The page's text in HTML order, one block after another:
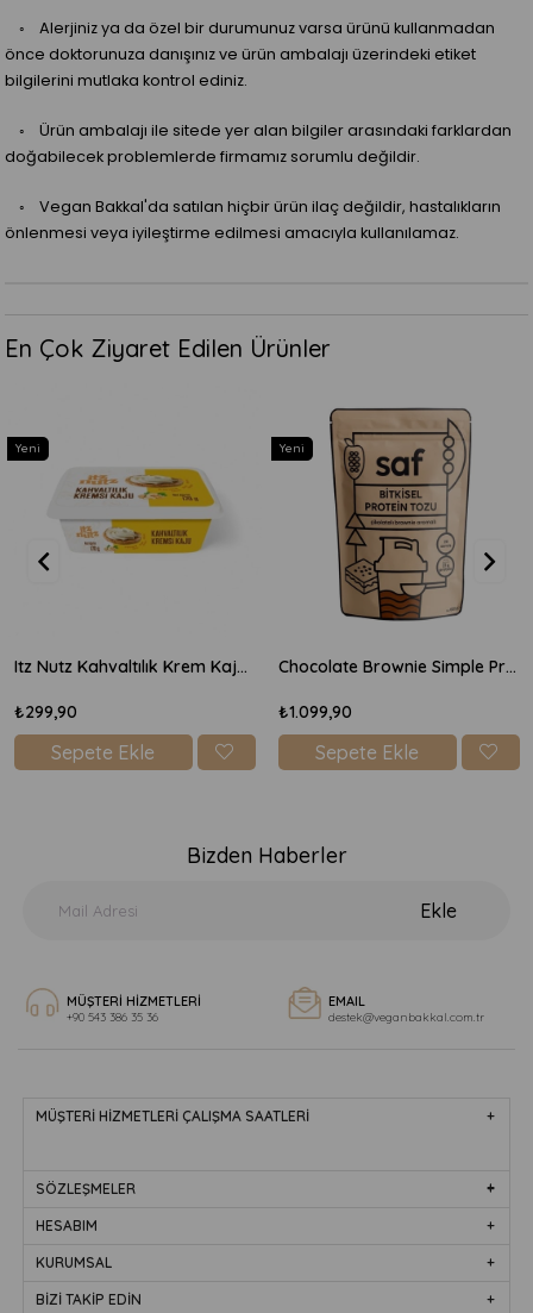
◦ Alerjiniz ya da özel bir durumunuz varsa ürünü kullanmadan
önce doktorunuza danışınız ve ürün ambalajı üzerindeki etiket
bilgilerini mutlaka kontrol ediniz.
◦ Ürün ambalajı ile sitede yer alan bilgiler arasındaki farklardan
doğabilecek problemlerde firmamız sorumlu değildir.
◦ Vegan Bakkal'da satılan hiçbir ürün ilaç değildir, hastalıkların
önlenmesi veya iyileştirme edilmesi amacıyla kullanılamaz.
En Çok Ziyaret Edilen Ürünler
Itz Nutz Kahvaltılık Krem Kaju Peyniri 170gr
₺299,90
Sepete Ekle
Yeni
Chocolate Brownie Simple Protein Mix 600gr
₺1.099,90
Sepete Ekle
Yeni
Bizden Haberler
Ekle
MÜŞTERİ HİZMETLERİ
+90 543 386 35 36
EMAIL
destek@veganbakkal.com.tr
MÜŞTERİ HİZMETLERİ ÇALIŞMA SAATLERİ
SÖZLEŞMELER
HESABIM
KURUMSAL
BİZİ TAKİP EDİN